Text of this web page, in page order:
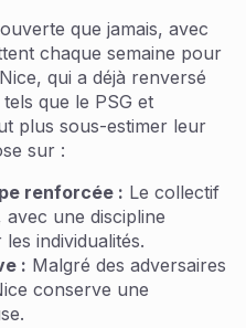
que jamais, avec
chaque semaine pour
qui a déjà renversé
que le PSG et
plus sous-estimer leur
sur :
renforcée : Le collectif
une discipline
individualités.
: Malgré des adversaires
conserve une